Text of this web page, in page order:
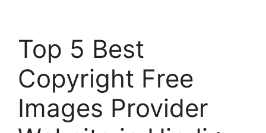
Top 5 Best
Copyright Free
Images Provider